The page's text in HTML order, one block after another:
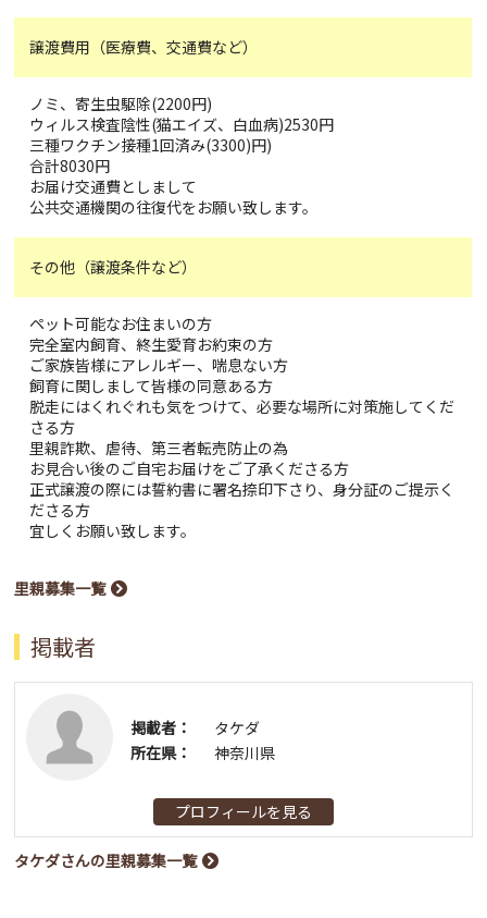
譲渡費用（医療費、交通費など）
ノミ、寄生虫駆除(2200円)
ウィルス検査陰性(猫エイズ、白血病)2530円
三種ワクチン接種1回済み(3300)円)
合計8030円
お届け交通費としまして
公共交通機関の往復代をお願い致します。
その他（譲渡条件など）
ペット可能なお住まいの方
完全室内飼育、終生愛育お約束の方
ご家族皆様にアレルギー、喘息ない方
飼育に関しまして皆様の同意ある方
脱走にはくれぐれも気をつけて、必要な場所に対策施してくだ
さる方
里親詐欺、虐待、第三者転売防止の為
お見合い後のご自宅お届けをご了承くださる方
正式譲渡の際には誓約書に署名捺印下さり、身分証のご提示く
ださる方
宜しくお願い致します。
里親募集一覧
掲載者
掲載者：
タケダ
所在県：
神奈川県
プロフィールを見る
タケダさんの里親募集一覧